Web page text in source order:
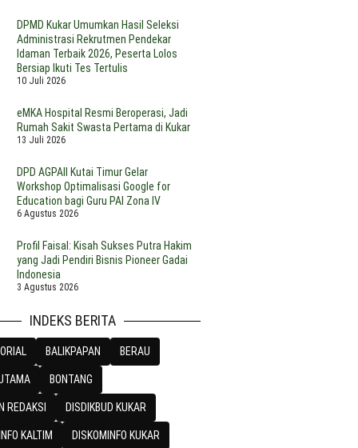
DPMD Kukar Umumkan Hasil Seleksi
Administrasi Rekrutmen Pendekar
Idaman Terbaik 2026, Peserta Lolos
Bersiap Ikuti Tes Tertulis
10 Juli 2026
eMKA Hospital Resmi Beroperasi, Jadi
Rumah Sakit Swasta Pertama di Kukar
13 Juli 2026
DPD AGPAII Kutai Timur Gelar
Workshop Optimalisasi Google for
Education bagi Guru PAI Zona IV
6 Agustus 2026
Profil Faisal: Kisah Sukses Putra Hakim
yang Jadi Pendiri Bisnis Pioneer Gadai
Indonesia
3 Agustus 2026
INDEKS BERITA
BALIKPAPAN BERAU
BONTANG
REDAKSI DISDIKBUD KUKAR
KALTIM DISKOMINFO KUKAR